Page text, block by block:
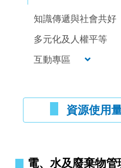
知識傳遞與社會共好
多元化及人權平等
互動專區
資源使用
電、水及廢棄物管